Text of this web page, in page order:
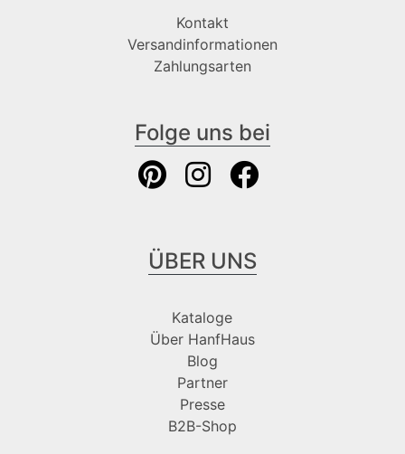
Kontakt
Versandinformationen
Zahlungsarten
Folge uns bei
ÜBER UNS
Kataloge
Über HanfHaus
Blog
Partner
Presse
B2B-Shop